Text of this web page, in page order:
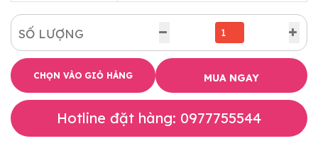
SỐ LƯỢNG
CHỌN VÀO GIỎ HÀNG MUA NGAY
Hotline đặt hàng: 0977755544